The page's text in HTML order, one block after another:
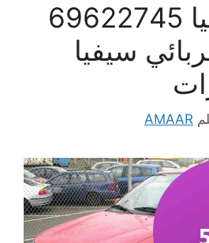
تصليح سيفيا 69622745
سيفيا
AMAAR